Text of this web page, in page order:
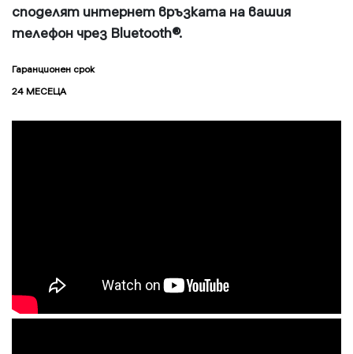
споделят интернет връзката на вашия
телефон чрез Bluetooth®.
Гаранционен срок
24 МЕСЕЦА